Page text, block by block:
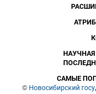
© Новосибирский
САМЫЕ